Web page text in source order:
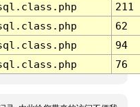
211
62
94
76